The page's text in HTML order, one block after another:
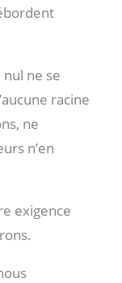
nul ne se
racine
ne
n’en
exigence